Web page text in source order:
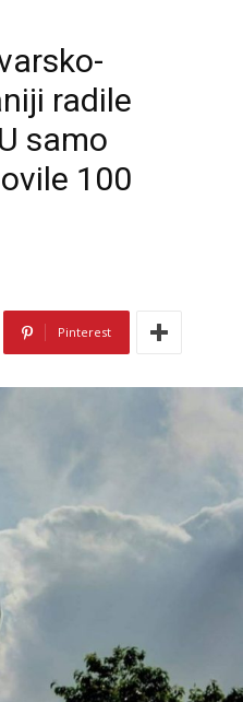
radile
samo
100
Pinterest